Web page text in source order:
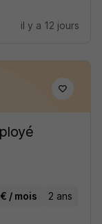
il y a 12 jours
/ mois 2 ans